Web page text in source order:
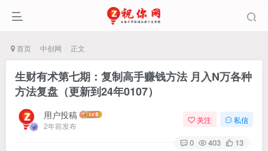
首页 中创网 正文
生财有术第七期：复制高手赚钱方法 月入N万各种
方法复盘（更新到24年0107）
用户投稿
2年前发布
关注 私信
0 403 13